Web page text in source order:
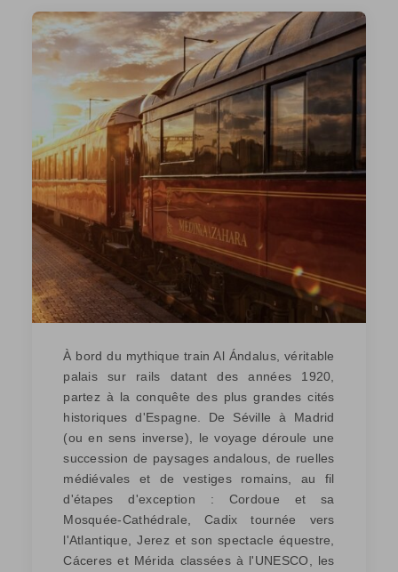
À bord du mythique train Al Ándalus, véritable
palais sur rails datant des années 1920,
partez à la conquête des plus grandes cités
historiques d'Espagne. De Séville à Madrid
(ou en sens inverse), le voyage déroule une
succession de paysages andalous, de ruelles
médiévales et de vestiges romains, au fil
d'étapes d'exception : Cordoue et sa
Mosquée-Cathédrale, Cadix tournée vers
l'Atlantique, Jerez et son spectacle équestre,
Cáceres et Mérida classées à l'UNESCO, les